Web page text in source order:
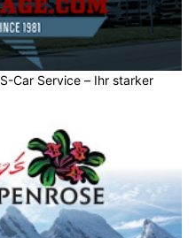
Car Service – Ihr starker